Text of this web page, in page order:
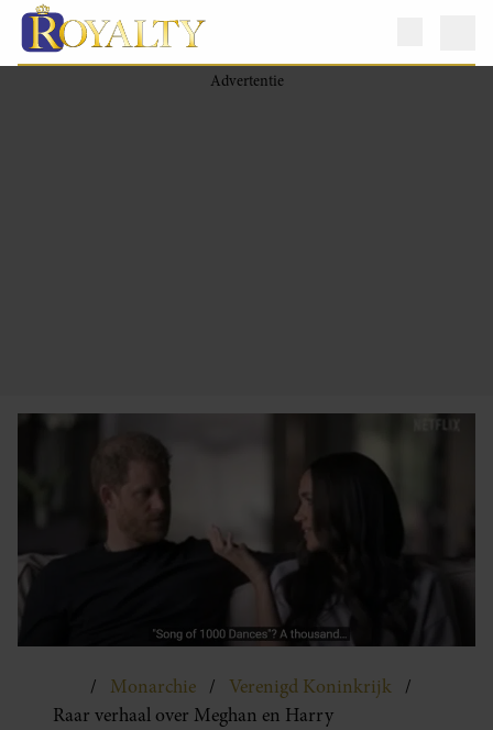
Monarchie
Verenigd Koninkrijk
Raar verhaal over Meghan en Harry